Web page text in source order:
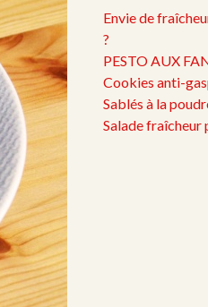
Envie de
?
PESTO AUX
Cookies anti-
Sablés à la
Salade fraîcheur